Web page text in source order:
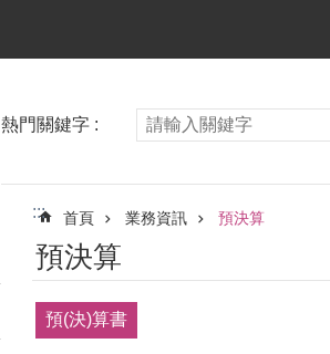
熱門關鍵字
::: 首頁 業務資訊 預決算
預決算
預(決)算書